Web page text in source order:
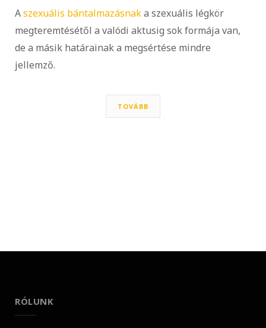
Aszexuális bántalmazásnaka szexuális légkör
megteremtésétől a valódi aktusig sok formája van,
de a másik határainak a megsértése mindre
jellemző.
TOVÁBB
RÓLUNK